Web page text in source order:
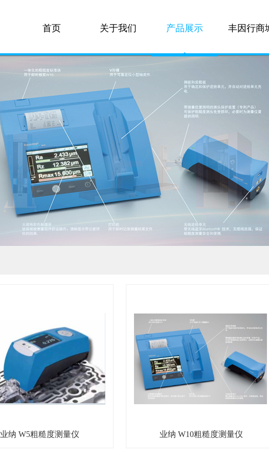
首页 关于我们 产品展示 丰因行商
业纳 W5粗糙度测量仪 业纳 W10粗糙度测量仪